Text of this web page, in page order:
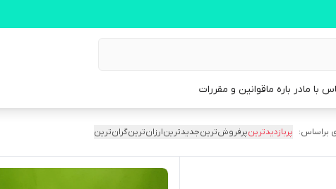
با مادر باره ماقوانین و مقررات
براساس: پربازدیدترینپرفروش‌ترینجدیدترینارزان‌ترینگران‌ترین